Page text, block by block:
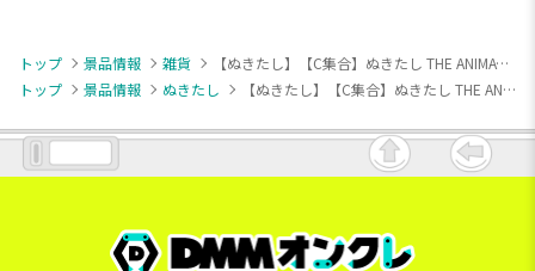
トップ 景品情報 雑貨
【ぬきたし】【C集合】ぬきたし THE ANIMATION [PtZ]クッションVol.2
トップ
景品情報 ぬきたし 【ぬきたし】【C集合】ぬきたし THE ANIMATION [PtZ]クッションVol.2